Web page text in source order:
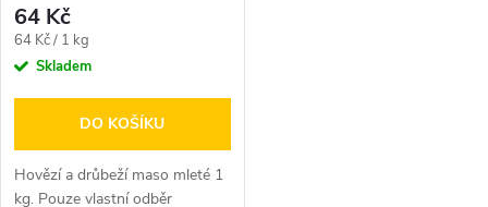
64 Kč
Měrná
cena:
64 Kč / 1 kg
Skladem
DO KOŠÍKU
Hovězí a drůbeží maso mleté 1
kg. Pouze vlastní odběr